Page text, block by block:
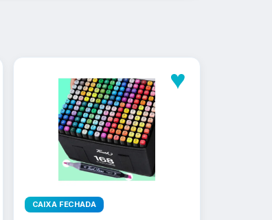
♥
CAIXA FECHADA